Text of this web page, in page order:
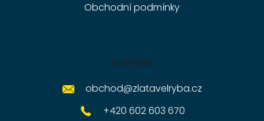
Obchodní podmínky
Kontakt
obchod@zlatavelryba.cz
+420 602 603 670